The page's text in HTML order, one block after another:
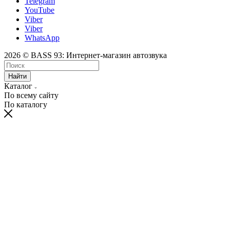
YouTube
Viber
Viber
WhatsApp
2026 © BASS 93: Интернет-магазин автозвука
Найти
Каталог
По всему сайту
По каталогу